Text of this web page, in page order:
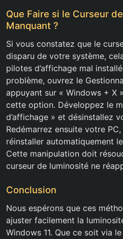
Que Faire si le Curseur
Manquant ?
Si vous constatez que le
disparu de votre système,
pilotes d’affichage mal
problème, ouvrez le
appuyant sur « Windows + X
cette option. Développez le
d’affichage » et désinstallez
Redémarrez ensuite votre
réinstaller automatiquement
Cette manipulation doit
curseur de luminosité ne
Conclusion
Nous espérons que ces
ajuster facilement la
Windows 11. Que ce soit via